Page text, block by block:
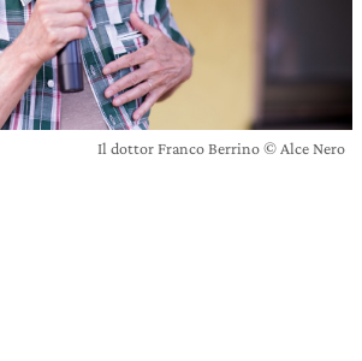
Il dottor Franco Berrino © Alce Nero